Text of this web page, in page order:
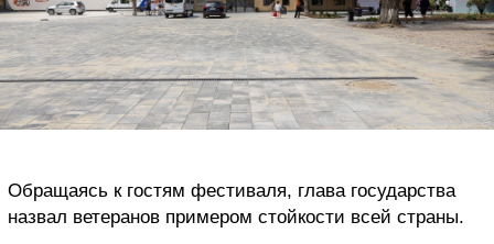
Обращаясь к гостям фестиваля, глава государства
назвал ветеранов примером стойкости всей страны.